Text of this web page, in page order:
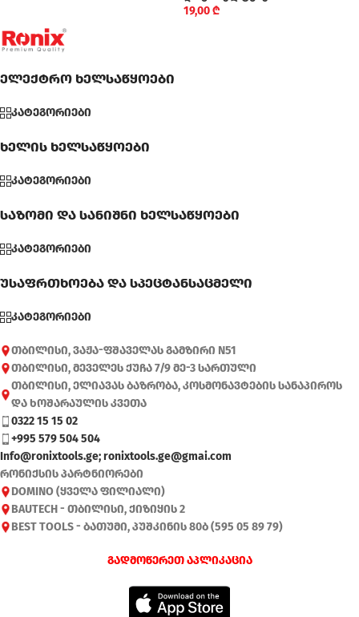
19,00₾
ელექტრო ხელსაწყოები
კატეგორიები
ხელის ხელსაწყოები
კატეგორიები
საზომი და სანიშნი ხელსაწყოები
კატეგორიები
უსაფრთხოება და სპეცტანსაცმელი
კატეგორიები
თბილისი, ვაჟა-ფშაველას გამზირი N51
თბილისი, მეველეს ქუჩა 7/9 მე-3 სართული
თბილისი, ელიავას ბაზრობა, კოსმონავტების სანაპიროს
და ხოშარაულის კვეთა
0322 15 15 02
+995 579 504 504
Info@ronixtools.ge; ronixtools.ge@gmai.com
რონიქსის პარტნიორები
DOMINO (ყველა ფილიალი)
BAUTECH - თბილისი, ქიზიყის 2
BEST TOOLS - ბათუმი, პუშკინის 80ბ (595 05 89 79)
გადმოწერეთ აპლიკაცია